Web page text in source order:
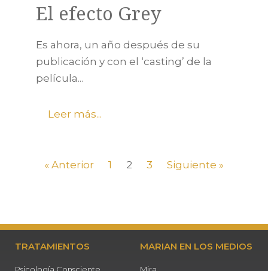
El efecto Grey
Es ahora, un año después de su
publicación y con el ‘casting’ de la
película...
Leer más...
« Anterior 1 2 3 Siguiente »
TRATAMIENTOS MARIAN EN LOS MEDIOS